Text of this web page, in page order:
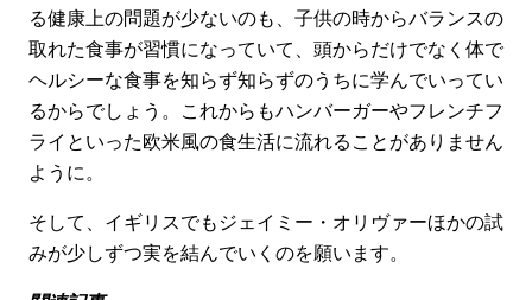
る健康上の問題が少ないのも、子供の時からバランスの
取れた食事が習慣になっていて、頭からだけでなく体で
ヘルシーな食事を知らず知らずのうちに学んでいってい
るからでしょう。これからもハンバーガーやフレンチフ
ライといった欧米風の食生活に流れることがありません
ように。
そして、イギリスでもジェイミー・オリヴァーほかの試
みが少しずつ実を結んでいくのを願います。